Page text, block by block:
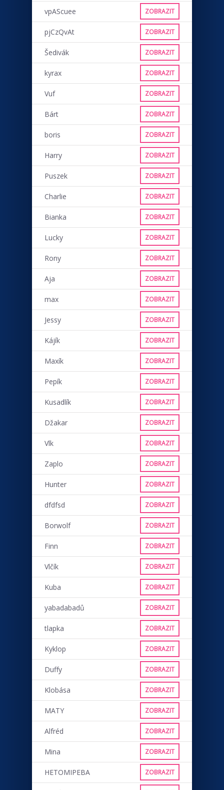
vpAScuee ZOBRAZIT
pjCzQvAt ZOBRAZIT
Šedivák ZOBRAZIT
kyrax ZOBRAZIT
Vuf ZOBRAZIT
Bárt ZOBRAZIT
boris ZOBRAZIT
Harry ZOBRAZIT
Puszek ZOBRAZIT
Charlie ZOBRAZIT
Bianka ZOBRAZIT
Lucky ZOBRAZIT
Rony ZOBRAZIT
Aja ZOBRAZIT
max ZOBRAZIT
Jessy ZOBRAZIT
Kájík ZOBRAZIT
Maxík ZOBRAZIT
Pepík ZOBRAZIT
Kusadlík ZOBRAZIT
Džakar ZOBRAZIT
Vlk ZOBRAZIT
Zaplo ZOBRAZIT
Hunter ZOBRAZIT
dfdfsd ZOBRAZIT
Borwolf ZOBRAZIT
Finn ZOBRAZIT
Vlčík ZOBRAZIT
Kuba ZOBRAZIT
yabadabadů ZOBRAZIT
tlapka ZOBRAZIT
Kyklop ZOBRAZIT
Duffy ZOBRAZIT
Klobása ZOBRAZIT
MATY ZOBRAZIT
Alfréd ZOBRAZIT
Mina ZOBRAZIT
HETOMIPEBA ZOBRAZIT